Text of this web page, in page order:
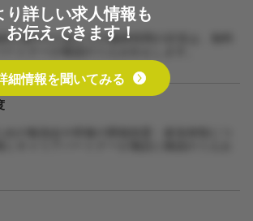
人数や1人あたりの施術時間の目安は、無料
り詳しい求人情報も
お伝えできます！
細情報を聞いてみる